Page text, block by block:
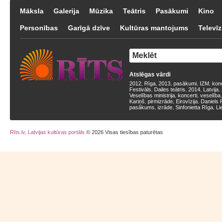
Māksla Galerija Mūzika Teātris Pasākumi Kino
Personības Garīgā dzīve Kultūras mantojums
Atslēgas vārdi
2012 Rīga 2013 pasākumi IZM
Festivāls
Dailes teātris 2014 Latvija
Veselības ministrija koncerti veselība
Kariņš pirmizrāde Eirovīzija Daniels
pasākums izrāde Sinfonietta Rīga
Rīts.lv, Latvijas kultūras portāls © 2026 Visas tiesības paturētas